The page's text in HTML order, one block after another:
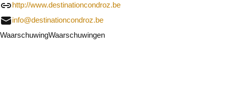
http://www.destinationcondroz.be
info@destinationcondroz.be
WaarschuwingWaarschuwingen